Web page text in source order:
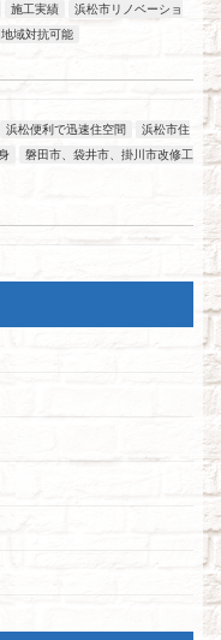
施工実績
浜松市リノベーショ
域対抗可能
浜松便利で迅速住空間
浜松市住
磐田市、袋井市、掛川市改修工